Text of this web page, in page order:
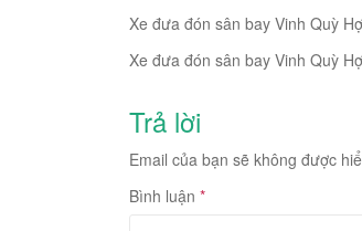
Xe đưa đón sân bay Vinh Quỳ
Xe đưa đón sân bay Vinh Quỳ
Trả lời
Email của bạn sẽ không được
Bình luận *